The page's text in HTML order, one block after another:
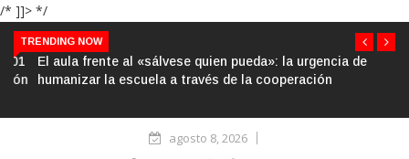
/* ]]> */
TRENDING NOW
El aula frente al «sálvese quien pueda»: la urgencia de
humanizar la escuela a través de la cooperación
agosto 8, 2026